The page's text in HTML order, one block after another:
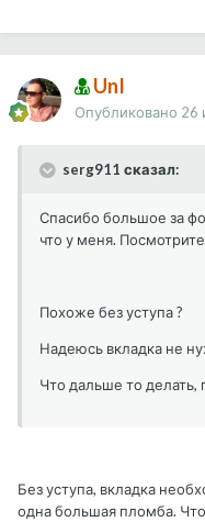
UnI
Опубликовано 26
serg911 сказал:
Спасибо большое за
что у меня.
Похоже без уступа ?
Надеюсь вкладка не
Что дальше то делать,
Без уступа, вкладка
одна большая пломба.